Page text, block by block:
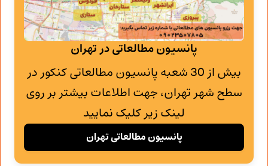
پانسیون مطالعاتی در تهران
بیش از 30 شعبه پانسیون مطالعاتی کنکور در
سطح شهر تهران، جهت اطلاعات بیشتر بر روی
لینک زیر کلیک نمایید
پانسیون مطالعاتی تهران